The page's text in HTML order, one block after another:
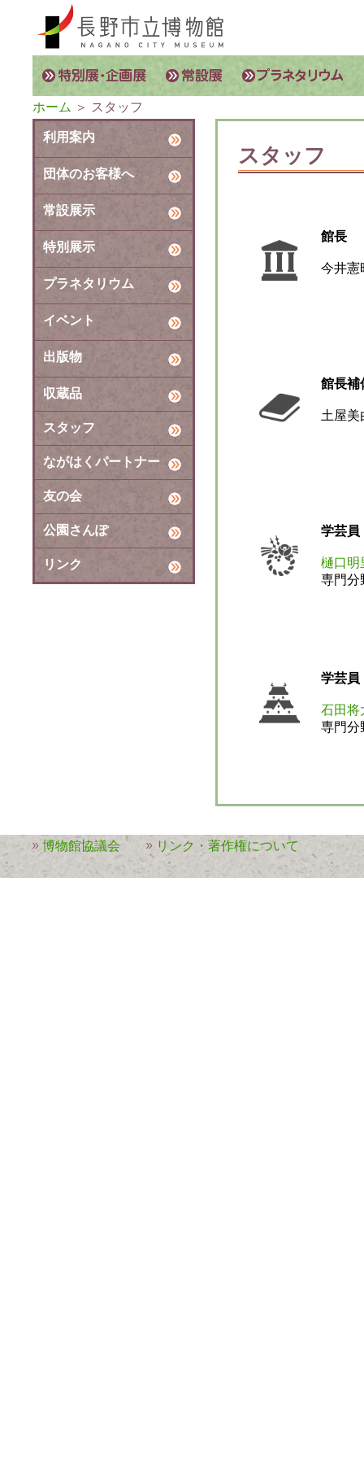
ホーム ＞ スタッフ
利用案内
団体のお客様へ
常設展示
特別展示
プラネタリウム
イベント
出版物
収蔵品
スタッフ
ながはくパートナー
友の会
公園さんぽ
リンク
スタッフ
館長
今井憲
館長補
土屋美
学芸員
樋口明
専門分
学芸員
石田将
専門分
博物館協議会 リンク・著作権について